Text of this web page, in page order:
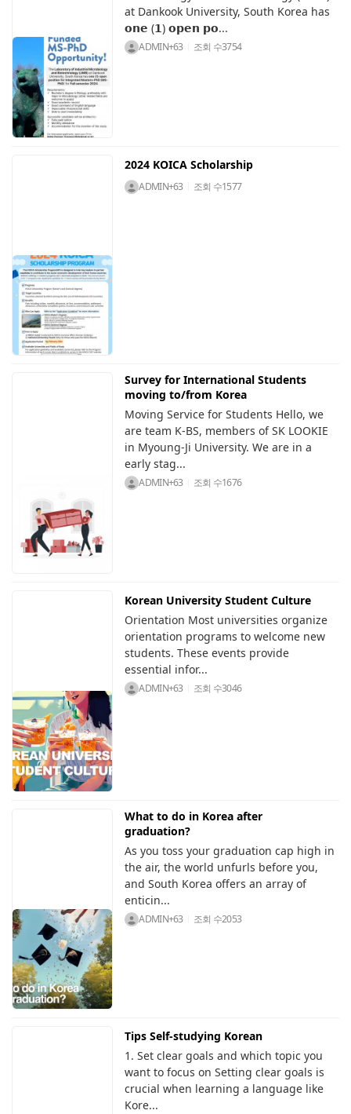
at Dankook University, South Korea has
𝗼𝗻𝗲 (𝟭) 𝗼𝗽𝗲𝗻 𝗽𝗼...
ADMIN+63 조회 수3754
2024 KOICA Scholarship
ADMIN+63 조회 수1577
Survey for International Students
moving to/from Korea
Moving Service for Students Hello, we
are team K-BS, members of SK LOOKIE
in Myoung-Ji University. We are in a
early stag...
ADMIN+63 조회 수1676
Korean University Student Culture
Orientation Most universities organize
orientation programs to welcome new
students. These events provide
essential infor...
ADMIN+63 조회 수3046
What to do in Korea after
graduation?
As you toss your graduation cap high in
the air, the world unfurls before you,
and South Korea offers an array of
enticin...
ADMIN+63 조회 수2053
Tips Self-studying Korean
1. Set clear goals and which topic you
want to focus on Setting clear goals is
crucial when learning a language like
Kore...